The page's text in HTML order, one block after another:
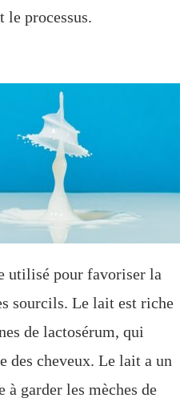
le processus.
utilisé pour favoriser la
sourcils. Le lait est riche
de lactosérum, qui
des cheveux. Le lait a un
garder les mèches de